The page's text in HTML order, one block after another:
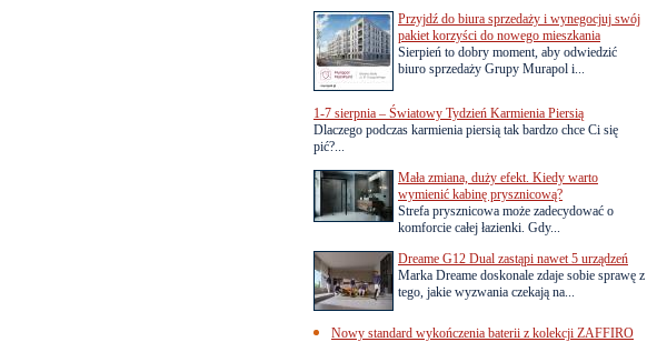
Przyjdź do biura sprzedaży i wynegocjuj swój
pakiet korzyści do nowego mieszkania
Sierpień to dobry moment, aby odwiedzić
biuro sprzedaży Grupy Murapol i...
1-7 sierpnia – Światowy Tydzień Karmienia Piersią
Dlaczego podczas karmienia piersią tak bardzo chce Ci się
pić?...
Mała zmiana, duży efekt. Kiedy warto
wymienić kabinę prysznicową?
Strefa prysznicowa może zadecydować o
komforcie całej łazienki. Gdy...
Dreame G12 Dual zastąpi nawet 5 urządzeń
Marka Dreame doskonale zdaje sobie sprawę z
tego, jakie wyzwania czekają na...
Nowy standard wykończenia baterii z kolekcji ZAFFIRO